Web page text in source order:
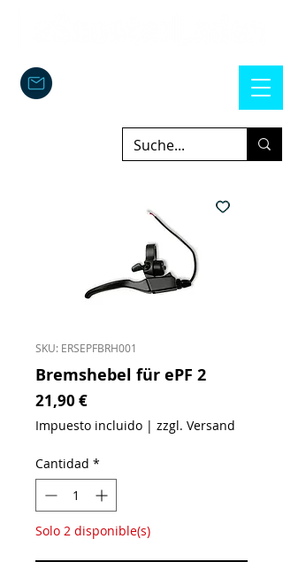
SKU: ERSEPFBRH001
Bremshebel für ePF 2
21,90 €Precio
Impuesto incluido | zzgl. Versand
Cantidad *
Solo 2 disponible(s)